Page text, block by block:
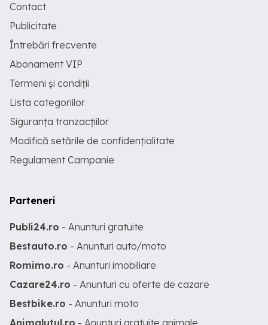
Contact
Publicitate
Întrebări frecvente
Abonament VIP
Termeni și condiții
Lista categoriilor
Siguranța tranzacțiilor
Modifică setările de confidențialitate
Regulament Campanie
Parteneri
Publi24.ro - Anunturi gratuite
Bestauto.ro - Anunturi auto/moto
Romimo.ro - Anunturi imobiliare
Cazare24.ro - Anunturi cu oferte de cazare
Bestbike.ro - Anunturi moto
Animalutul.ro - Anunturi gratuite animale